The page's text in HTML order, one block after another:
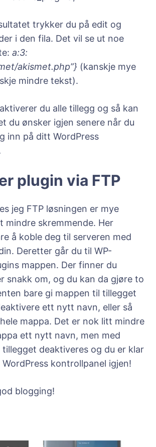
trykker du på edit og
i den fila. Det vil se ut noe
a:3:
akismet.php”} (kanskje mye
mindre tekst).
du alle tillegg og så kan
du ønsker igjen senere når du
inn på ditt WordPress
plugin via FTP
jeg FTP løsningen er mye
mindre skremmende. Her
å koble deg til serveren med
Deretter går du til WP-
mappen. Der finner du
snakk om, og du kan da gjøre to
bare gi mappen til tillegget
ett nytt navn, eller så
mappa. Det er nok litt mindre
ett nytt navn, men med
deaktiveres og du er klar
kontrollpanel igjen!
blogging!